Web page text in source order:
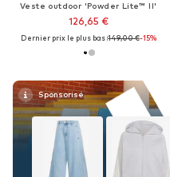
Veste outdoor 'Powder Lite™ II'
126,65 €
Dernier prix le plus bas :149,00 €-15%